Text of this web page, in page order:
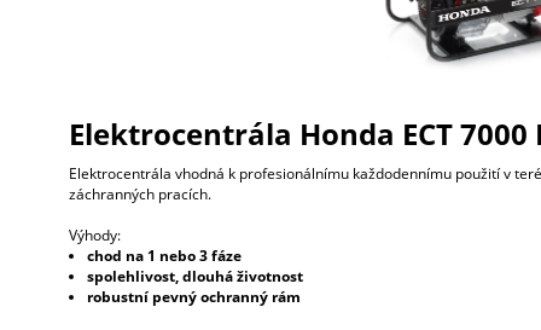
Elektrocentrála Honda ECT 7000
Elektrocentrála vhodná k profesionálnímu každodennímu použití v
záchranných pracích.
Výhody:
chod na 1 nebo 3 fáze
spolehlivost, dlouhá životnost
robustní pevný ochranný rám